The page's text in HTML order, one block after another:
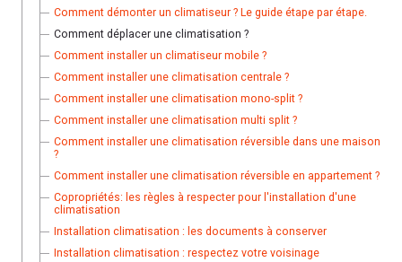
Comment démonter un climatiseur ? Le guide étape par étape.
Comment déplacer une climatisation ?
Comment installer un climatiseur mobile ?
Comment installer une climatisation centrale ?
Comment installer une climatisation mono-split ?
Comment installer une climatisation multi split ?
Comment installer une climatisation réversible dans une maison
?
Comment installer une climatisation réversible en appartement ?
Copropriétés: les règles à respecter pour l'installation d'une
climatisation
Installation climatisation : les documents à conserver
Installation climatisation : respectez votre voisinage